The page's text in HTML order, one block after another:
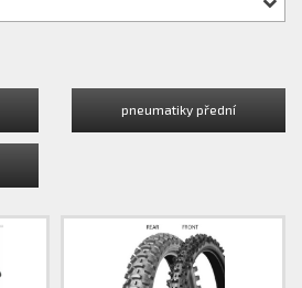
pneumatiky přední